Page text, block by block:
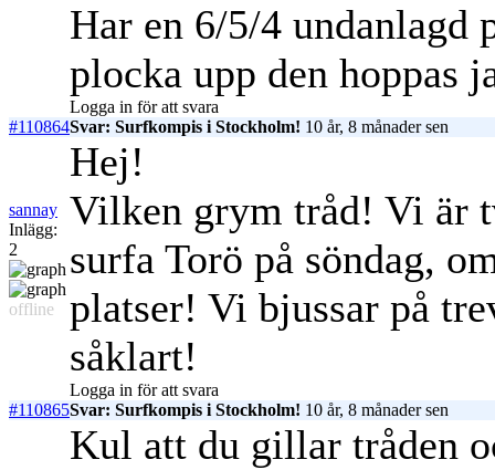
Har en 6/5/4 undanlagd
plocka upp den hoppas
Logga in för att svara
#110864Svar: Surfkompis i Stockholm! 10 år, 8 månader sen
sannay
Inlägg:
2
offline
Hej!
Vilken grym tråd! Vi är
surfa Torö på söndag,
platser! Vi bjussar på
såklart!
Logga in för att svara
#110865Svar: Surfkompis i Stockholm! 10 år, 8 månader sen
Kul att du gillar tråden